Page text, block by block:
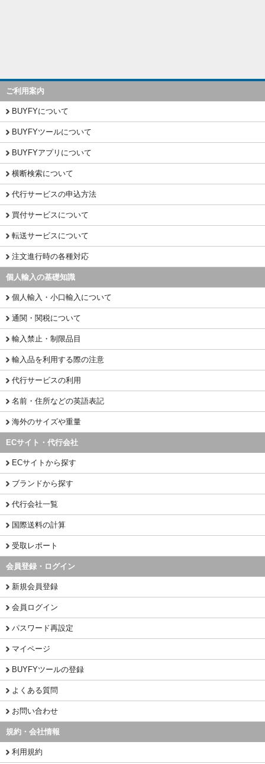
ご利用案内
BUYFYについて
BUYFYツールについて
BUYFYアプリについて
横断検索について
代行サービスの申込方法
買付サービスについて
転送サービスについて
注文進行時の各種対応
個人輸入の基礎知識
個人輸入・小口輸入について
通関・関税について
輸入禁止・制限品目
輸入品を利用する際の注意
代行サービスの利用
名前・住所などの英語表記
海外のサイズや重量
ECサイト・代行会社
ECサイトから探す
ブランドから探す
代行会社一覧
国際送料の計算
受取レポート
会員登録・ログイン
新規会員登録
会員ログイン
パスワード再設定
マイページ
BUYFYツールの登録
よくある質問
お問い合わせ
規約・会社情報
利用規約